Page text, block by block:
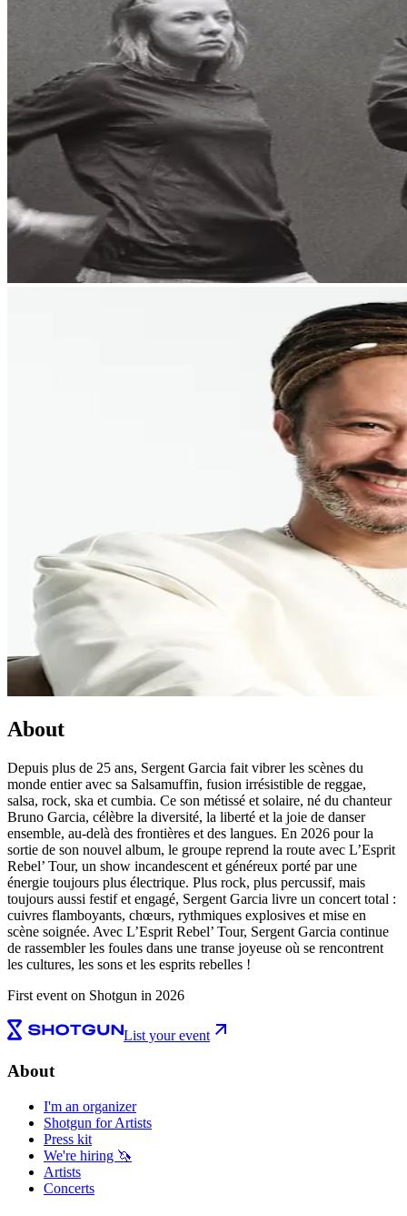
About
Depuis plus de 25 ans, Sergent Garcia fait vibrer les scènes du
monde entier avec sa Salsamuffin, fusion irrésistible de reggae,
salsa, rock, ska et cumbia. Ce son métissé et solaire, né du chanteur
Bruno Garcia, célèbre la diversité, la liberté et la joie de danser
ensemble, au-delà des frontières et des langues. En 2026 pour la
sortie de son nouvel album, le groupe reprend la route avec L’Esprit
Rebel’ Tour, un show incandescent et généreux porté par une
énergie toujours plus électrique. Plus rock, plus percussif, mais
toujours aussi festif et engagé, Sergent Garcia livre un concert total :
cuivres flamboyants, chœurs, rythmiques explosives et mise en
scène soignée. Avec L’Esprit Rebel’ Tour, Sergent Garcia continue
de rassembler les foules dans une transe joyeuse où se rencontrent
les cultures, les sons et les esprits rebelles !
First event on Shotgun in 2026
List your event
About
I'm an organizer
Shotgun for Artists
Press kit
We're hiring 🦄
Artists
Concerts